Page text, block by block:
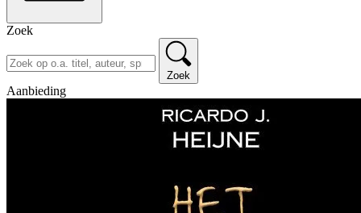
Zoek
Zoek
Aanbieding